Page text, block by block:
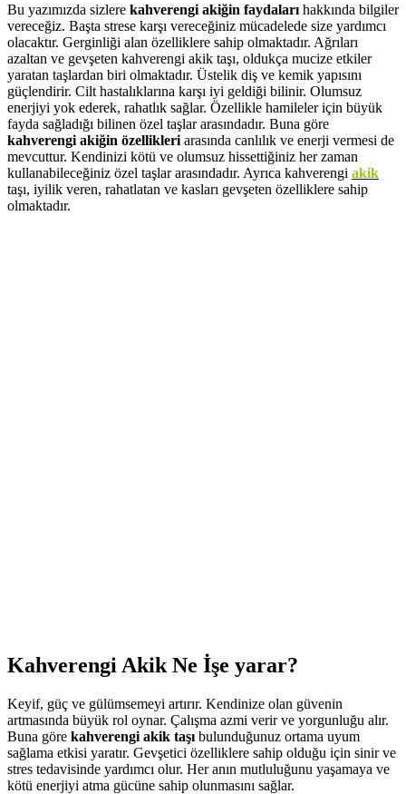
Bu yazımızda sizlere kahverengi akiğin faydaları hakkında bilgiler
vereceğiz. Başta strese karşı vereceğiniz mücadelede size yardımcı
olacaktır. Gerginliği alan özelliklere sahip olmaktadır. Ağrıları
azaltan ve gevşeten kahverengi akik taşı, oldukça mucize etkiler
yaratan taşlardan biri olmaktadır. Üstelik diş ve kemik yapısını
güçlendirir. Cilt hastalıklarına karşı iyi geldiği bilinir. Olumsuz
enerjiyi yok ederek, rahatlık sağlar. Özellikle hamileler için büyük
fayda sağladığı bilinen özel taşlar arasındadır. Buna göre
kahverengi akiğin özellikleri arasında canlılık ve enerji vermesi de
mevcuttur. Kendinizi kötü ve olumsuz hissettiğiniz her zaman
kullanabileceğiniz özel taşlar arasındadır. Ayrıca kahverengi akik
taşı, iyilik veren, rahatlatan ve kasları gevşeten özelliklere sahip
olmaktadır.
Kahverengi Akik Ne İşe yarar?
Keyif, güç ve gülümsemeyi artırır. Kendinize olan güvenin
artmasında büyük rol oynar. Çalışma azmi verir ve yorgunluğu alır.
Buna göre kahverengi akik taşı bulunduğunuz ortama uyum
sağlama etkisi yaratır. Gevşetici özelliklere sahip olduğu için sinir ve
stres tedavisinde yardımcı olur. Her anın mutluluğunu yaşamaya ve
kötü enerjiyi atma gücüne sahip olunmasını sağlar.